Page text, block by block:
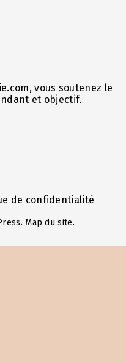
vous soutenez le
et objectif.
de confidentialité
. Map du site.